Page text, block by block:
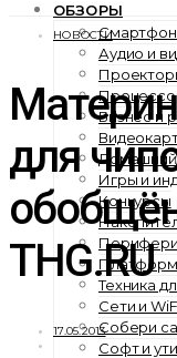
ОБЗОРЫ
Аудио и
Бизнес и
Домашний
Игры и
Конкурсы
Техника
Сети и
Собери
Софт и
НОВОСТИ
для
THG.RU
17.05.2013